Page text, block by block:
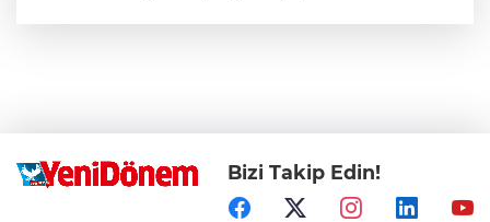
Bizi Takip Edin!